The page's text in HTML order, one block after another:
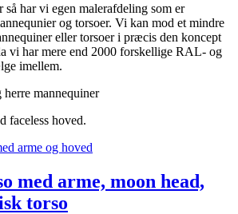
har vi egen malerafdeling som er
og torsoer. Vi kan mod et mindre
eller torsoer i præcis den koncept
vi har mere end 2000 forskellige RAL- og
imellem.
faceless hoved.
med arme, moon head,
torso